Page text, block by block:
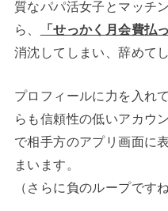
質なパパ活女子とマッチ
ら、
「せっかく月会費払
消沈してしまい、辞めて
プロフィールに力を入れ
らも信頼性の低いアカウ
で相手方のアプリ画面に
まいます。
（さらに負のループですね